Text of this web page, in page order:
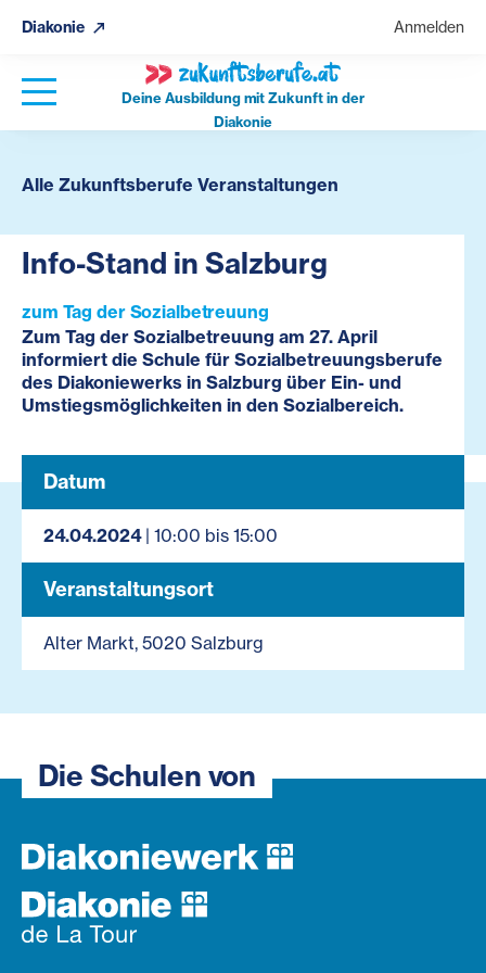
Diakonie Anmelden
Deine Ausbildung mit Zukunft in der
Diakonie
Alle Zukunftsberufe Veranstaltungen
Info-Stand in Salzburg
zum Tag der Sozialbetreuung
Zum Tag der Sozialbetreuung am 27. April
informiert die Schule für Sozialbetreuungsberufe
des Diakoniewerks in Salzburg über Ein- und
Umstiegsmöglichkeiten in den Sozialbereich.
Datum
24.04.2024| 10:00 bis 15:00
Veranstaltungsort
Alter Markt, 5020 Salzburg
Die Schulen von